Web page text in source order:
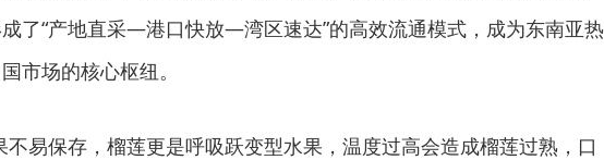
了“产地直采—港口快放—湾区速达”的高效流通模式，成为东南亚热
市场的核心枢纽。
易保存，榴莲更是呼吸跃变型水果，温度过高会造成榴莲过熟，口